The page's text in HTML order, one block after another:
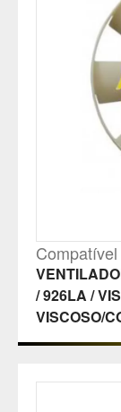
/ 926LA /
VISCOSO/